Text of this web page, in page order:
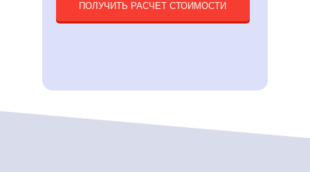
ПОЛУЧИТЬ РАСЧЕТ СТОИМОСТИ